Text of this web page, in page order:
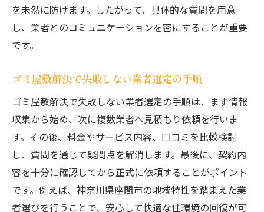
を未然に防げます。したがって、具体的な質問を用意
し、業者とのコミュニケーションを密にすることが重要
です。
ゴミ屋敷解決で失敗しない業者選定の手順
ゴミ屋敷解決で失敗しない業者選定の手順は、まず情報
収集から始め、次に複数業者へ見積もり依頼を行いま
す。その後、料金やサービス内容、口コミを比較検討
し、質問を通じて疑問点を解消します。最後に、契約内
容を十分に確認してから正式に依頼することがポイント
です。例えば、神奈川県座間市の地域特性を踏まえた業
者選びを行うことで、安心して快適な住環境の回復が可